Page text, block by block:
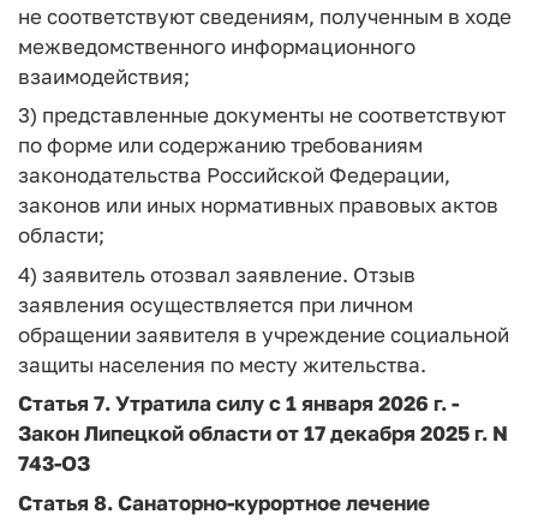
не соответствуют сведениям, полученным в ходе
межведомственного информационного
взаимодействия;
3) представленные документы не соответствуют
по форме или содержанию требованиям
законодательства Российской Федерации,
законов или иных нормативных правовых актов
области;
4) заявитель отозвал заявление. Отзыв
заявления осуществляется при личном
обращении заявителя в учреждение социальной
защиты населения по месту жительства.
Статья 7.Утратила силу с 1 января 2026 г. -
ЗаконЛипецкой области от 17 декабря 2025 г. N
743-ОЗ
Статья 8.Санаторно-курортное лечение